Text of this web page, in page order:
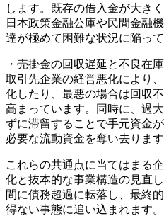
します。既存の借入金が大き
日本政策金融公庫や民間金融
達が極めて困難な状況に陥って
・売掛金の回収遅延と不良在
取引先企業の経営悪化により
化したり、最悪の場合は回収
高まっています。同時に、過
ずに滞留することで手元資金
必要な流動資金を奪い去ります
これらの共通点に当てはまる
化と抜本的な事業構造の見直
間に債務超過に転落し、最終
得ない事態に追い込まれます。